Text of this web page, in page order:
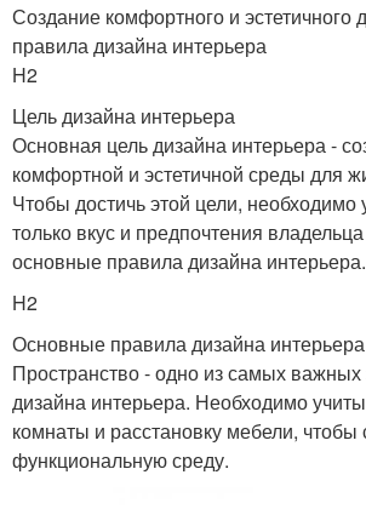
Создание комфортного и эстетичного
правила дизайна интерьера
H2
Цель дизайна интерьера
Основная цель дизайна интерьера -
комфортной и эстетичной среды для
Чтобы достичь этой цели, необходимо
только вкус и предпочтения
основные правила дизайна интерьера.
H2
Основные правила дизайна
Пространство - одно из самых
дизайна интерьера. Необходимо
комнаты и расстановку мебели, чтобы
функциональную среду.